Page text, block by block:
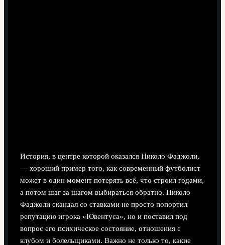
История, в центре которой оказался Николо Фаджоли,
— хороший пример того, как современный футболист
может в один момент потерять всё, что строил годами,
а потом шаг за шагом выбираться обратно. Николо
Фаджоли скандал со ставками не просто попортил
репутацию игрока «Ювентуса», но и поставил под
вопрос его психическое состояние, отношения с
клубом и болельщиками. Важно не только то, какие